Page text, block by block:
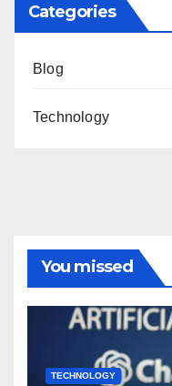
Categories
Blog
Technology
You missed
TECHNOLOGY